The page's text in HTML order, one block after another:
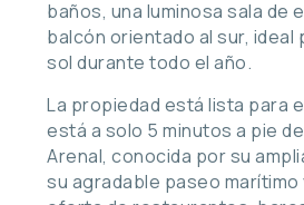
baños, una luminosa sala de
balcón orientado al sur, ideal
sol durante todo el año.
La propiedad está lista para
está a solo 5 minutos a pie
Arenal, conocida por su
su agradable paseo marítimo